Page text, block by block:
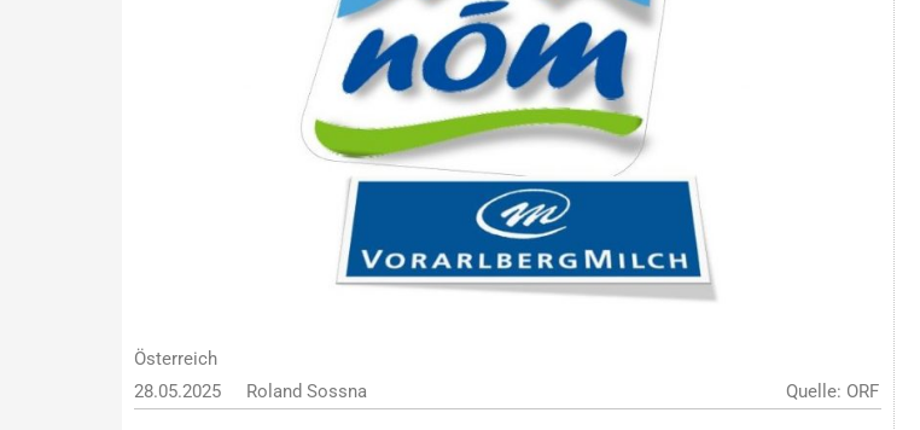
Österreich
28.05.2025
Roland Sossna Quelle: ORF